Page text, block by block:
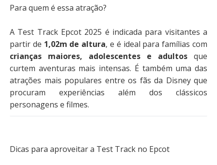
Para quem é essa atração?
A Test Track Epcot 2025 é indicada para visitantes a
partir de 1,02m de altura, e é ideal para famílias com
crianças maiores, adolescentes e adultos que
curtem aventuras mais intensas. É também uma das
atrações mais populares entre os fãs da Disney que
procuram experiências além dos clássicos
personagens e filmes.
Dicas para aproveitar a Test Track no Epcot